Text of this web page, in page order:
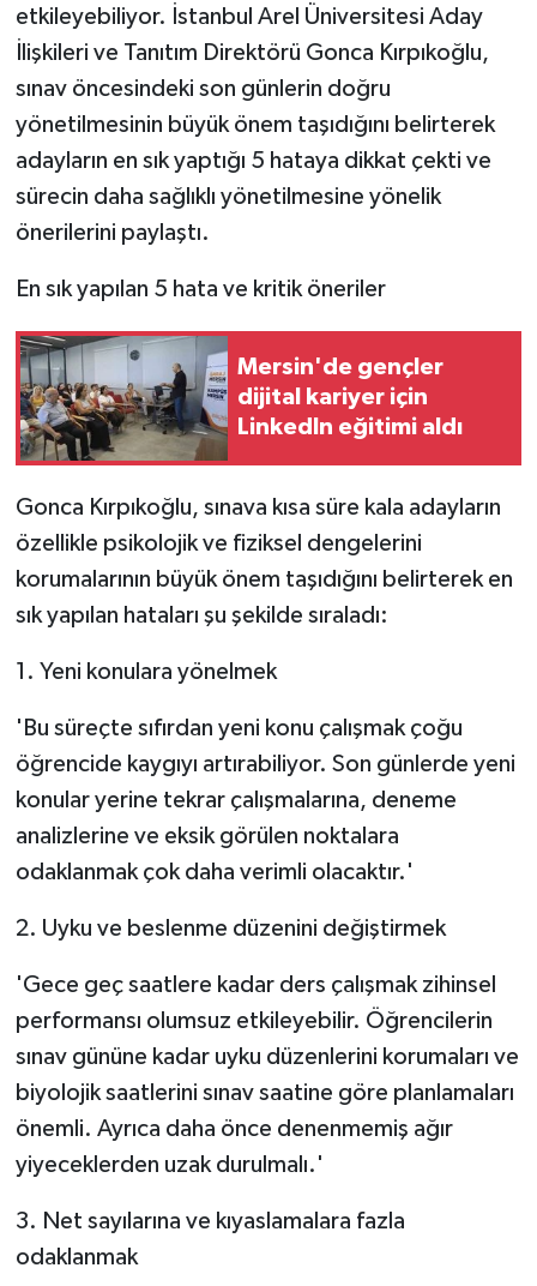
etkileyebiliyor. İstanbul Arel Üniversitesi Aday
İlişkileri ve Tanıtım Direktörü Gonca Kırpıkoğlu,
sınav öncesindeki son günlerin doğru
yönetilmesinin büyük önem taşıdığını belirterek
adayların en sık yaptığı 5 hataya dikkat çekti ve
sürecin daha sağlıklı yönetilmesine yönelik
önerilerini paylaştı.
En sık yapılan 5 hata ve kritik öneriler
Mersin'de gençler
dijital kariyer için
LinkedIn eğitimi aldı
Gonca Kırpıkoğlu, sınava kısa süre kala adayların
özellikle psikolojik ve fiziksel dengelerini
korumalarının büyük önem taşıdığını belirterek en
sık yapılan hataları şu şekilde sıraladı:
1. Yeni konulara yönelmek
'Bu süreçte sıfırdan yeni konu çalışmak çoğu
öğrencide kaygıyı artırabiliyor. Son günlerde yeni
konular yerine tekrar çalışmalarına, deneme
analizlerine ve eksik görülen noktalara
odaklanmak çok daha verimli olacaktır.'
2. Uyku ve beslenme düzenini değiştirmek
'Gece geç saatlere kadar ders çalışmak zihinsel
performansı olumsuz etkileyebilir. Öğrencilerin
sınav gününe kadar uyku düzenlerini korumaları ve
biyolojik saatlerini sınav saatine göre planlamaları
önemli. Ayrıca daha önce denenmemiş ağır
yiyeceklerden uzak durulmalı.'
3. Net sayılarına ve kıyaslamalara fazla
odaklanmak